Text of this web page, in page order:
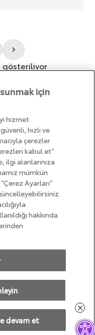
gösteriliyor
için
hizmet
hızlı ve
çerezler
kabul et”
ilgi alanlarınıza
mümkün
Ayarları”
hakkında
devam et